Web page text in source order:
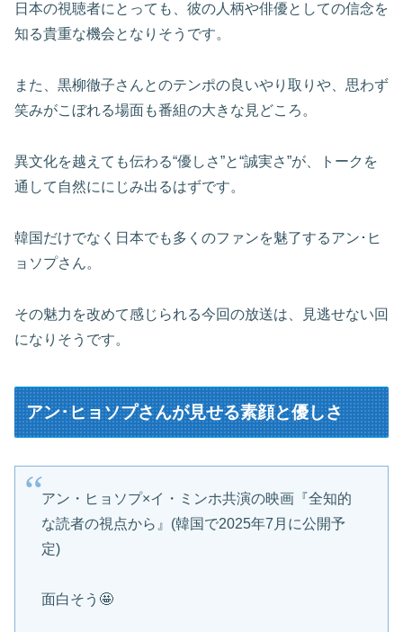
日本の視聴者にとっても、彼の人柄や俳優としての信念を
知る貴重な機会となりそうです。
また、黒柳徹子さんとのテンポの良いやり取りや、思わず
笑みがこぼれる場面も番組の大きな見どころ。
異文化を越えても伝わる“優しさ”と“誠実さ”が、トークを
通して自然ににじみ出るはずです。
韓国だけでなく日本でも多くのファンを魅了するアン･ヒ
ョソプさん。
その魅力を改めて感じられる今回の放送は、見逃せない回
になりそうです。
アン･ヒョソプさんが見せる素顔と優しさ
アン・ヒョソプ×イ・ミンホ共演の映画『全知的
な読者の視点から』(韓国で2025年7月に公開予
定)
面白そう🤩